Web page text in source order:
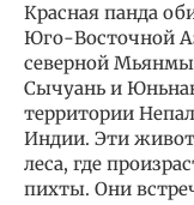
Красная панда
Юго-Восточной
северной
Сычуань и
территории
Индии. Эти
леса, где
пихты. Они